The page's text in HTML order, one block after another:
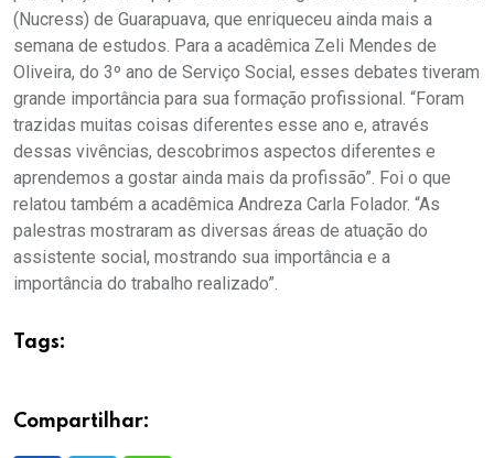
(Nucress) de Guarapuava, que enriqueceu ainda mais a
semana de estudos. Para a acadêmica Zeli Mendes de
Oliveira, do 3º ano de Serviço Social, esses debates tiveram
grande importância para sua formação profissional. “Foram
trazidas muitas coisas diferentes esse ano e, através
dessas vivências, descobrimos aspectos diferentes e
aprendemos a gostar ainda mais da profissão”. Foi o que
relatou também a acadêmica Andreza Carla Folador. “As
palestras mostraram as diversas áreas de atuação do
assistente social, mostrando sua importância e a
importância do trabalho realizado”.
Tags:
Compartilhar: